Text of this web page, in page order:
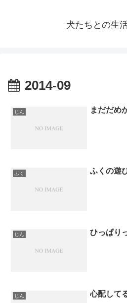
犬たちとの生
2014-09
じん まだだめ
ふく ふくの遊
じん ひっぱり
じん 心配して